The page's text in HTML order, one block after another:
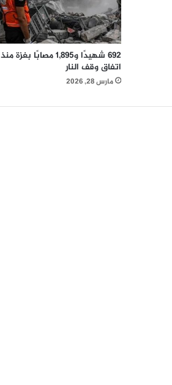
692 شهيدًا و1,895 مصابًا بغزة منذ
اتفاق وقف النار
مارس 28, 2026